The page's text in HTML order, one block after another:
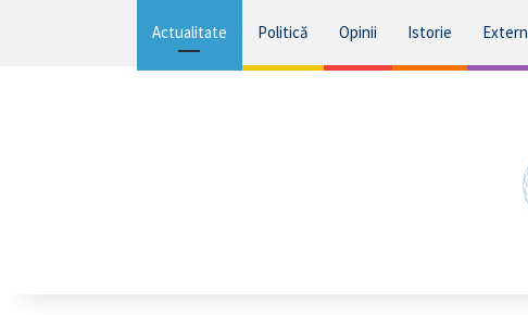
Actualitate Politică Opinii Istorie